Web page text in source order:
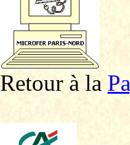
Retour à la P